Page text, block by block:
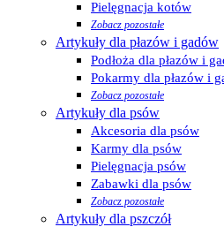
Pielęgnacja kotów
Zobacz pozostałe
Artykuły dla płazów i gadów
Podłoża dla płazów i
Pokarmy dla płazów i
Zobacz pozostałe
Artykuły dla psów
Akcesoria dla psów
Karmy dla psów
Pielęgnacja psów
Zabawki dla psów
Zobacz pozostałe
Artykuły dla pszczół